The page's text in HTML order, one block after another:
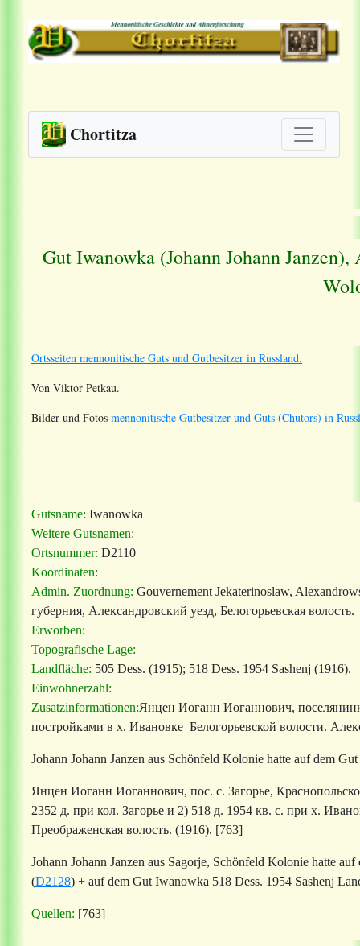
Chortitza
Gut Iwanowka (Johann Johann
Ortsseiten mennonitische Guts und Gutbesitzer in Russland.
Von Viktor Petkau.
Bilder und Fotos mennonitische Gutbesitzer und Guts (Chutors) in
Gutsname: Iwanowka
Weitere Gutsnamen:
Ortsnummer: D2110
Koordinaten:
Admin. Zuordnung: Gouvernement Jekaterinoslaw,
губерния, Александровский уезд, Белогорьевская волость.
Erworben:
Topografische Lage:
Landfläche: 505 Dess. (1915); 518 Dess. 1954 Sashenj (1916).
Einwohnerzahl:
Zusatzinformationen:Янцен Иоганн Иоганнович,
постройками в х. Ивановке Белогорьевской волости.
Johann Johann Janzen aus Schönfeld Kolonie hatte auf dem
Янцен Иоганн Иоганнович, пос. с. Загорье,
2352 д. при кол. Загорье и 2) 518 д. 1954 кв. с. при х.
Преображенская волость. (1916). [763]
Johann Johann Janzen aus Sagorje, Schönfeld Kolonie hatte
(D2128) + auf dem Gut Iwanowka 518 Dess. 1954 Sashenj
Quellen: [763]